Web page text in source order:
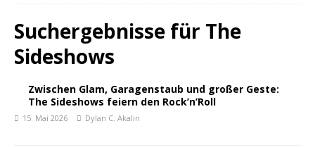
Suchergebnisse für The
Sideshows
Zwischen Glam, Garagenstaub und großer Geste:
The Sideshows feiern den Rock’n’Roll
15. Mai 2026 Dylan C. Akalin